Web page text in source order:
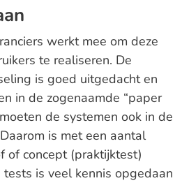
werkt mee om deze
te realiseren. De
is goed uitgedacht en
in de zogenaamde “paper
de systemen ook in de
is met een aantal
of concept (praktijktest)
is veel kennis opgedaan